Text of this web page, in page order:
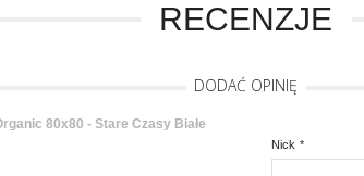
RECENZJE
DODAĆ OPINIĘ
80x80 - Stare Czasy Białe
*
Nick